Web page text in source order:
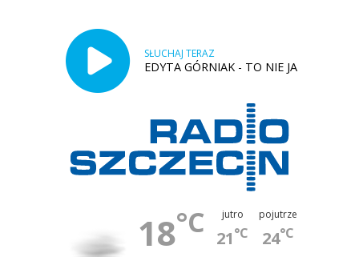
SŁUCHAJ TERAZ
EDYTA GÓRNIAK - TO NIE JA
18°C jutro
21°C
pojutrze
24°C